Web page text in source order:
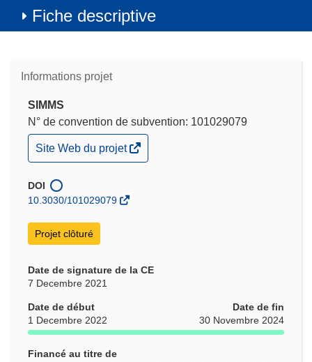
Fiche descriptive
Informations projet
SIMMS
N° de convention de subvention: 101029079
(s’ouvre
dans
nouvelle
fenêtre)
Site Web du projet
DOI
10.3030/101029079
Projet clôturé
Date de signature de la CE
7 Decembre 2021
Date de début
1 Decembre 2022
Date de fin
30 Novembre 2024
Financé au titre de